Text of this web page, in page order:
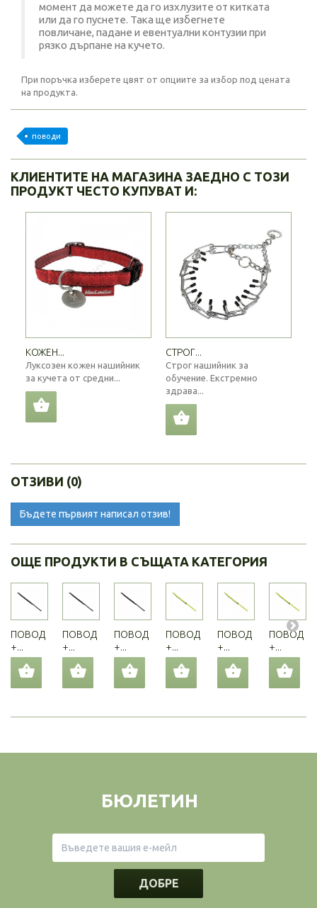
момент да можете да го изхлузите от китката
или да го пуснете. Така ще избегнете
повличане, падане и евентуални контузии при
рязко дърпане на кучето.
При поръчка изберете цвят от опциите за избор под цената
на продукта.
поводи
КЛИЕНТИТЕ НА МАГАЗИНА ЗАЕДНО С ТОЗИ
ПРОДУКТ ЧЕСТО КУПУВАТ И:
КОЖЕН...
Луксозен кожен нашийник
за кучета от средни...
СТРОГ...
Строг нашийник за
обучение. Екстремно
здрава...
ОТЗИВИ (0)
Бъдете първият написал отзив!
ОЩЕ ПРОДУКТИ В СЪЩАТА КАТЕГОРИЯ
ПОВОД
+...
ПОВОД
+...
ПОВОД
+...
ПОВОД
+...
ПОВОД
+...
ПОВОД
+...
БЮЛЕТИН
ДОБРЕ